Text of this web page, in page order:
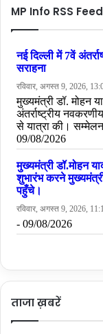
MP Info RSS Feed
ताजा ख़बरें